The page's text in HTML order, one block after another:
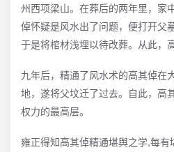
州西项梁山。在葬后的两年里，家
倬怀疑是风水出了问题，便打开父
于是将棺材浅埋以待改葬。从此，
九年后，精通了风水术的高其倬在
地，遂将父坟迁了过去。自此，高
权力的最高层。
雍正得知高其倬精通堪舆之学,每